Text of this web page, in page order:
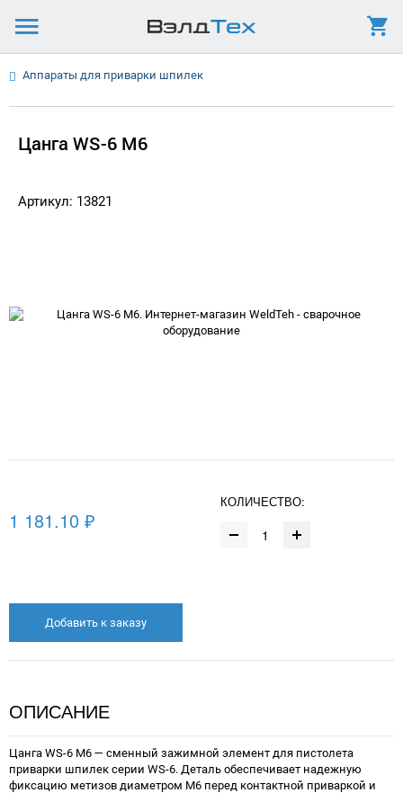
Аппараты для приварки шпилек
Цанга WS-6 М6
Артикул: 13821
1 181.10 ₽
КОЛИЧЕСТВО:
Добавить к заказу
ОПИСАНИЕ
Цанга WS-6 М6 — сменный зажимной элемент для пистолета
приварки шпилек серии WS-6. Деталь обеспечивает надежную
фиксацию метизов диаметром М6 перед контактной приваркой и